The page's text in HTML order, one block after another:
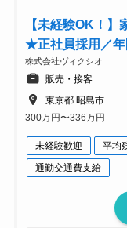
【未経験OK！
★正社員採用／
株式会社ヴィクシオ
販売・接客
東京都 昭島市
300万円〜336万円
未経験歓迎 平均
通勤交通費支給